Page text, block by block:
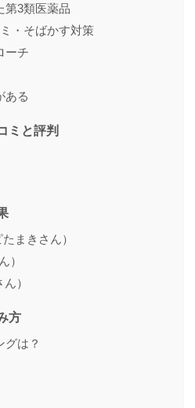
第3類医薬品
・そばかす対策
ーチ
ある
ミと評判
まきさん）
）
）
方
グは？